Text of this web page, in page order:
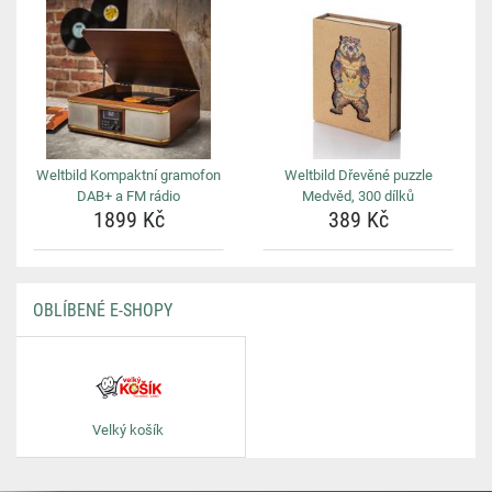
Weltbild Kompaktní gramofon
DAB+ a FM rádio
1899 Kč
Weltbild Dřevěné puzzle
Medvěd, 300 dílků
389 Kč
OBLÍBENÉ E-SHOPY
Velký košík